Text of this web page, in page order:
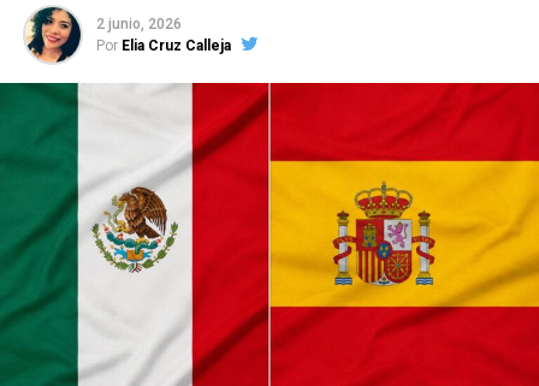
2 junio, 2026
Por Elia Cruz Calleja